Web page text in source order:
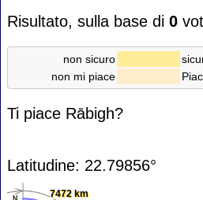
Risultato, sulla base di 0
non sicuro
non mi piace
Ti piace Rābigh?
Latitudine: 22.79856°
7472 km